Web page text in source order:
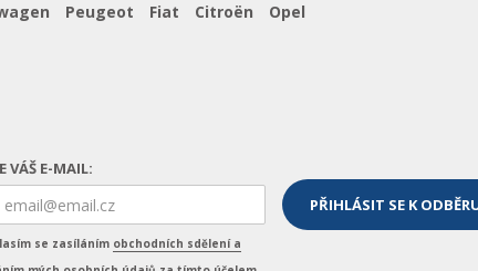
Peugeot Fiat Citroën Opel
VÁŠ E-MAIL:
se zasíláním obchodních sdělení a